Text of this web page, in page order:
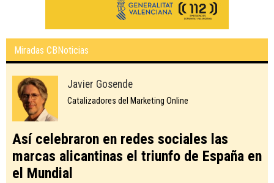
Miradas CBNoticias
Javier Gosende
Catalizadores del Marketing Online
Así celebraron en redes sociales las
marcas alicantinas el triunfo de España en
el Mundial